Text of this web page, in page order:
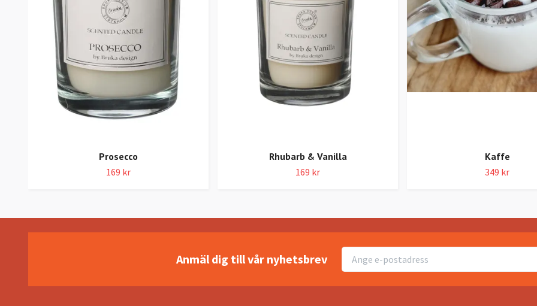
Prosecco
169 kr
Rhubarb & Vanilla
169 kr
Kaffe
349 kr
Anmäl dig till vår nyhetsbrev